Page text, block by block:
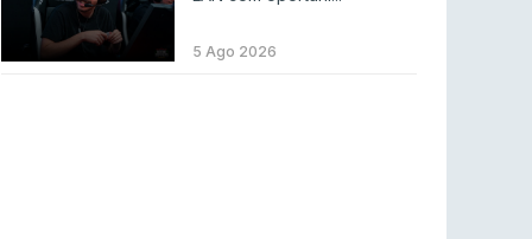
MOUZ surpreende Spirit para vencer BLAST
Bounty
5 Ago 2026